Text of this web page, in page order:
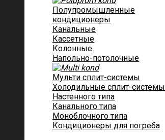
Полупромышленные
кондиционеры
Канальные
Кассетные
Колонные
Напольно-потолочные
Мульти сплит-системы
Холодильные сплит-системы
Настенного типа
Канального типа
Моноблочного типа
Кондиционеры для погреба